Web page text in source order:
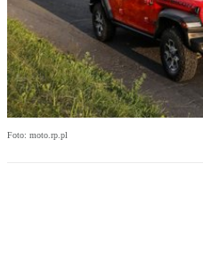
Foto: moto.rp.pl